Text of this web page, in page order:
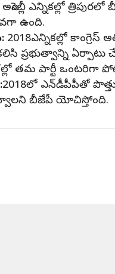
అసెంబ్లీ ఎన్నికల్లో
ఉంది.
2018ఎన్నికల్లో కాంగ్రెస్
ప్రభుత్వాన్ని ఏర్పాటు
తమ పార్టీ ఒంటరిగా
2018లో ఎన్‌డీపీపీతో పొత్తు
బీజేపీ యోచిస్తోంది.